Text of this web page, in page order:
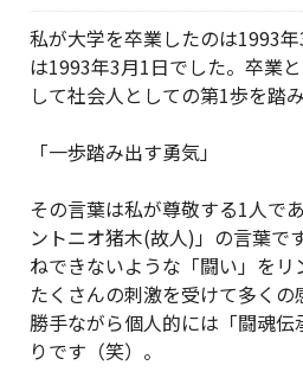
私が大学を卒業したのは1993
は1993年3月1日でした。卒業
して社会人としての第1歩を踏
「一歩踏み出す勇気」
その言葉は私が尊敬する1人で
ントニオ猪木(故人)」の言葉で
ねできないような「闘い」をリ
たくさんの刺激を受けて多くの
勝手ながら個人的には「闘魂伝
りです（笑）。